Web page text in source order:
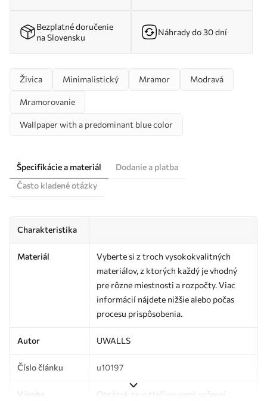
Bezplatné doručenie
na Slovensku
Náhrady do 30 dní
Živica Minimalistický Mramor Modravá
Mramorovanie
Wallpaper with a predominant blue color
Špecifikácie a materiál
Dodanie a platba
Často kladené otázky
Charakteristika
Materiál
Vyberte si z troch vysokokvalitných
materiálov, z ktorých každý je vhodný
pre rôzne miestnosti a rozpočty. Viac
informácií nájdete nižšie alebo počas
procesu prispôsobenia.
Autor UWALLS
Číslo článku u10197
Výroba
Obrázok sa vytlačí vo vami určenej